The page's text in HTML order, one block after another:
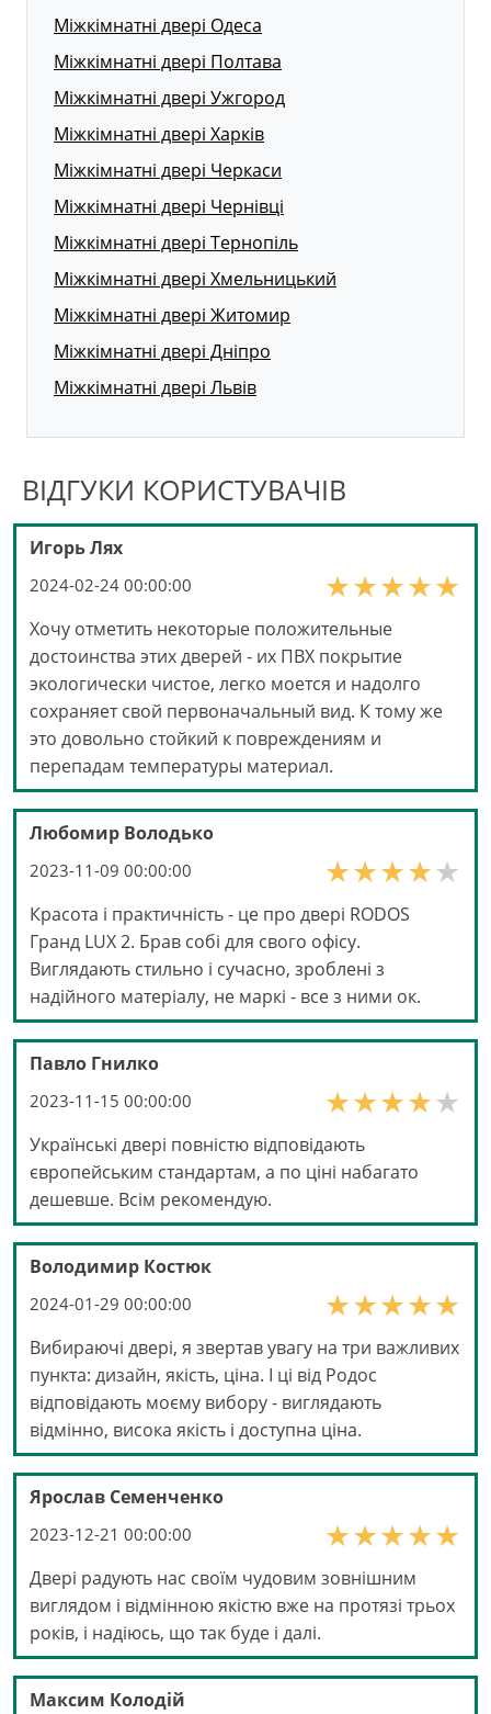
Міжкімнатні двері Одеса
Міжкімнатні двері Полтава
Міжкімнатні двері Ужгород
Міжкімнатні двері Харків
Міжкімнатні двері Черкаси
Міжкімнатні двері Чернівці
Міжкімнатні двері Тернопіль
Міжкімнатні двері Хмельницький
Міжкімнатні двері Житомир
Міжкімнатні двері Дніпро
Міжкімнатні двері Львів
ВІДГУКИ КОРИСТУВАЧІВ
Игорь Лях
2024-02-24 00:00:00
Хочу отметить некоторые положительные
достоинства этих дверей - их ПВХ покрытие
экологически чистое, легко моется и надолго
сохраняет свой первоначальный вид. К тому же
это довольно стойкий к повреждениям и
перепадам температуры материал.
Любомир Володько
2023-11-09 00:00:00
Красота і практичність - це про двері RODOS
Гранд LUX 2. Брав собі для свого офісу.
Виглядають стильно і сучасно, зроблені з
надійного матеріалу, не маркі - все з ними ок.
Павло Гнилко
2023-11-15 00:00:00
Українські двері повністю відповідають
європейським стандартам, а по ціні набагато
дешевше. Всім рекомендую.
Володимир Костюк
2024-01-29 00:00:00
Вибираючі двері, я звертав увагу на три важливих
пункта: дизайн, якість, ціна. І ці від Родос
відповідають моєму вибору - виглядають
відмінно, висока якість і доступна ціна.
Ярослав Семенченко
2023-12-21 00:00:00
Двері радують нас своїм чудовим зовнішним
виглядом і відмінною якістю вже на протязі трьох
років, і надіюсь, що так буде і далі.
Максим Колодій